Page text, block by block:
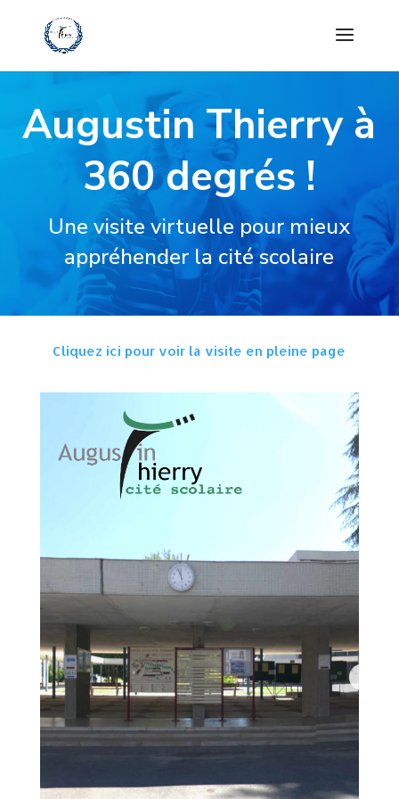
Augustin Thierry à
360 degrés !
Une visite virtuelle pour mieux
appréhender la cité scolaire
Cliquez ici pour voir la visite en pleine page